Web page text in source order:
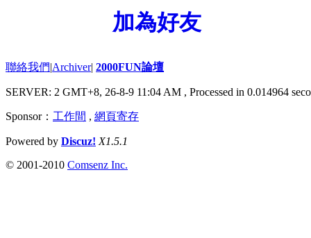
加為好友
聯絡我們|Archiver| 2000FUN論壇
SERVER: 2 GMT+8, 26-8-9 11:04 AM , Processed in 0.014964
Sponsor： 工作間 , 網頁寄存
Powered by Discuz! X1.5.1
© 2001-2010 Comsenz Inc.